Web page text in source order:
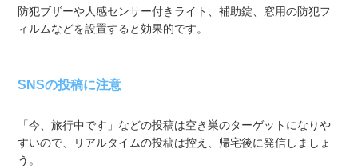
防犯ブザーや人感センサー付きライト、補助錠、窓用の防犯フ
ィルムなどを設置すると効果的です。
SNSの投稿に注意
「今、旅行中です」などの投稿は空き巣のターゲットになりや
すいので、リアルタイムの投稿は控え、帰宅後に発信しましょ
う。